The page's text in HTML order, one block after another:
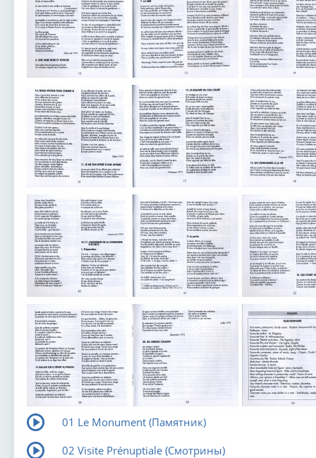
01 Le Monument (Памятник)
02 Visite Prénuptiale (Смотрины)